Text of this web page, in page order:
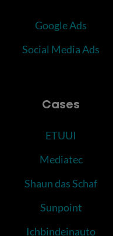
Google Ads
Social Media Ads
Cases
ETUUI
Mediatec
Shaun das Schaf
Sunpoint
Ichbindeinauto